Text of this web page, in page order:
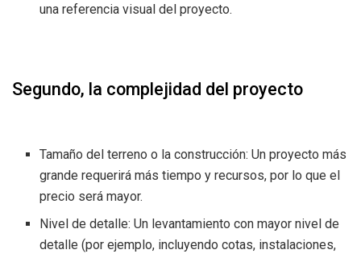
una referencia visual del proyecto.
Segundo, la complejidad del proyecto
Tamaño del terreno o la construcción: Un proyecto más
grande requerirá más tiempo y recursos, por lo que el
precio será mayor.
Nivel de detalle: Un levantamiento con mayor nivel de
detalle (por ejemplo, incluyendo cotas, instalaciones,